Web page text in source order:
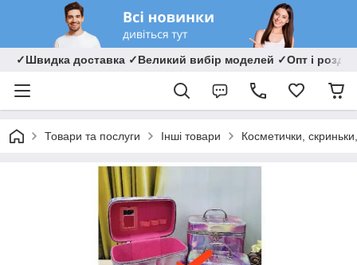
✓Швидка доставка ✓Великий вибір моделей ✓Опт і
Товари та послуги Інші товари Косметички,